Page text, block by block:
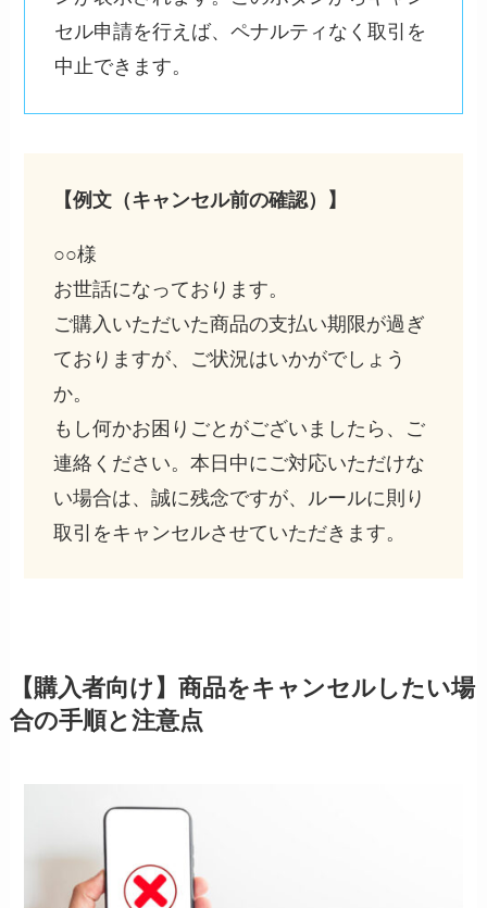
セル申請を行えば、ペナルティなく取引を
中止できます。
【例文（キャンセル前の確認）】
○○様
お世話になっております。
ご購入いただいた商品の支払い期限が過ぎ
ておりますが、ご状況はいかがでしょう
か。
もし何かお困りごとがございましたら、ご
連絡ください。本日中にご対応いただけな
い場合は、誠に残念ですが、ルールに則り
取引をキャンセルさせていただきます。
【購入者向け】商品をキャンセルしたい場
合の手順と注意点